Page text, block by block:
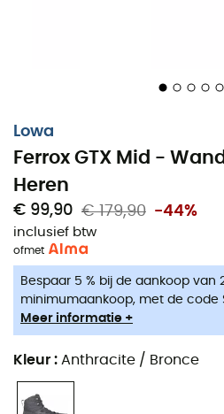
Lowa
Ferrox GTX Mid -
Heren
€ 99,90 € 179,90 -44%
inclusief btw
ofmet
Bespaar 5 % bij de aankoop van
minimumaankoop, met de code
Meer informatie +
Kleur : Anthracite / Bronce